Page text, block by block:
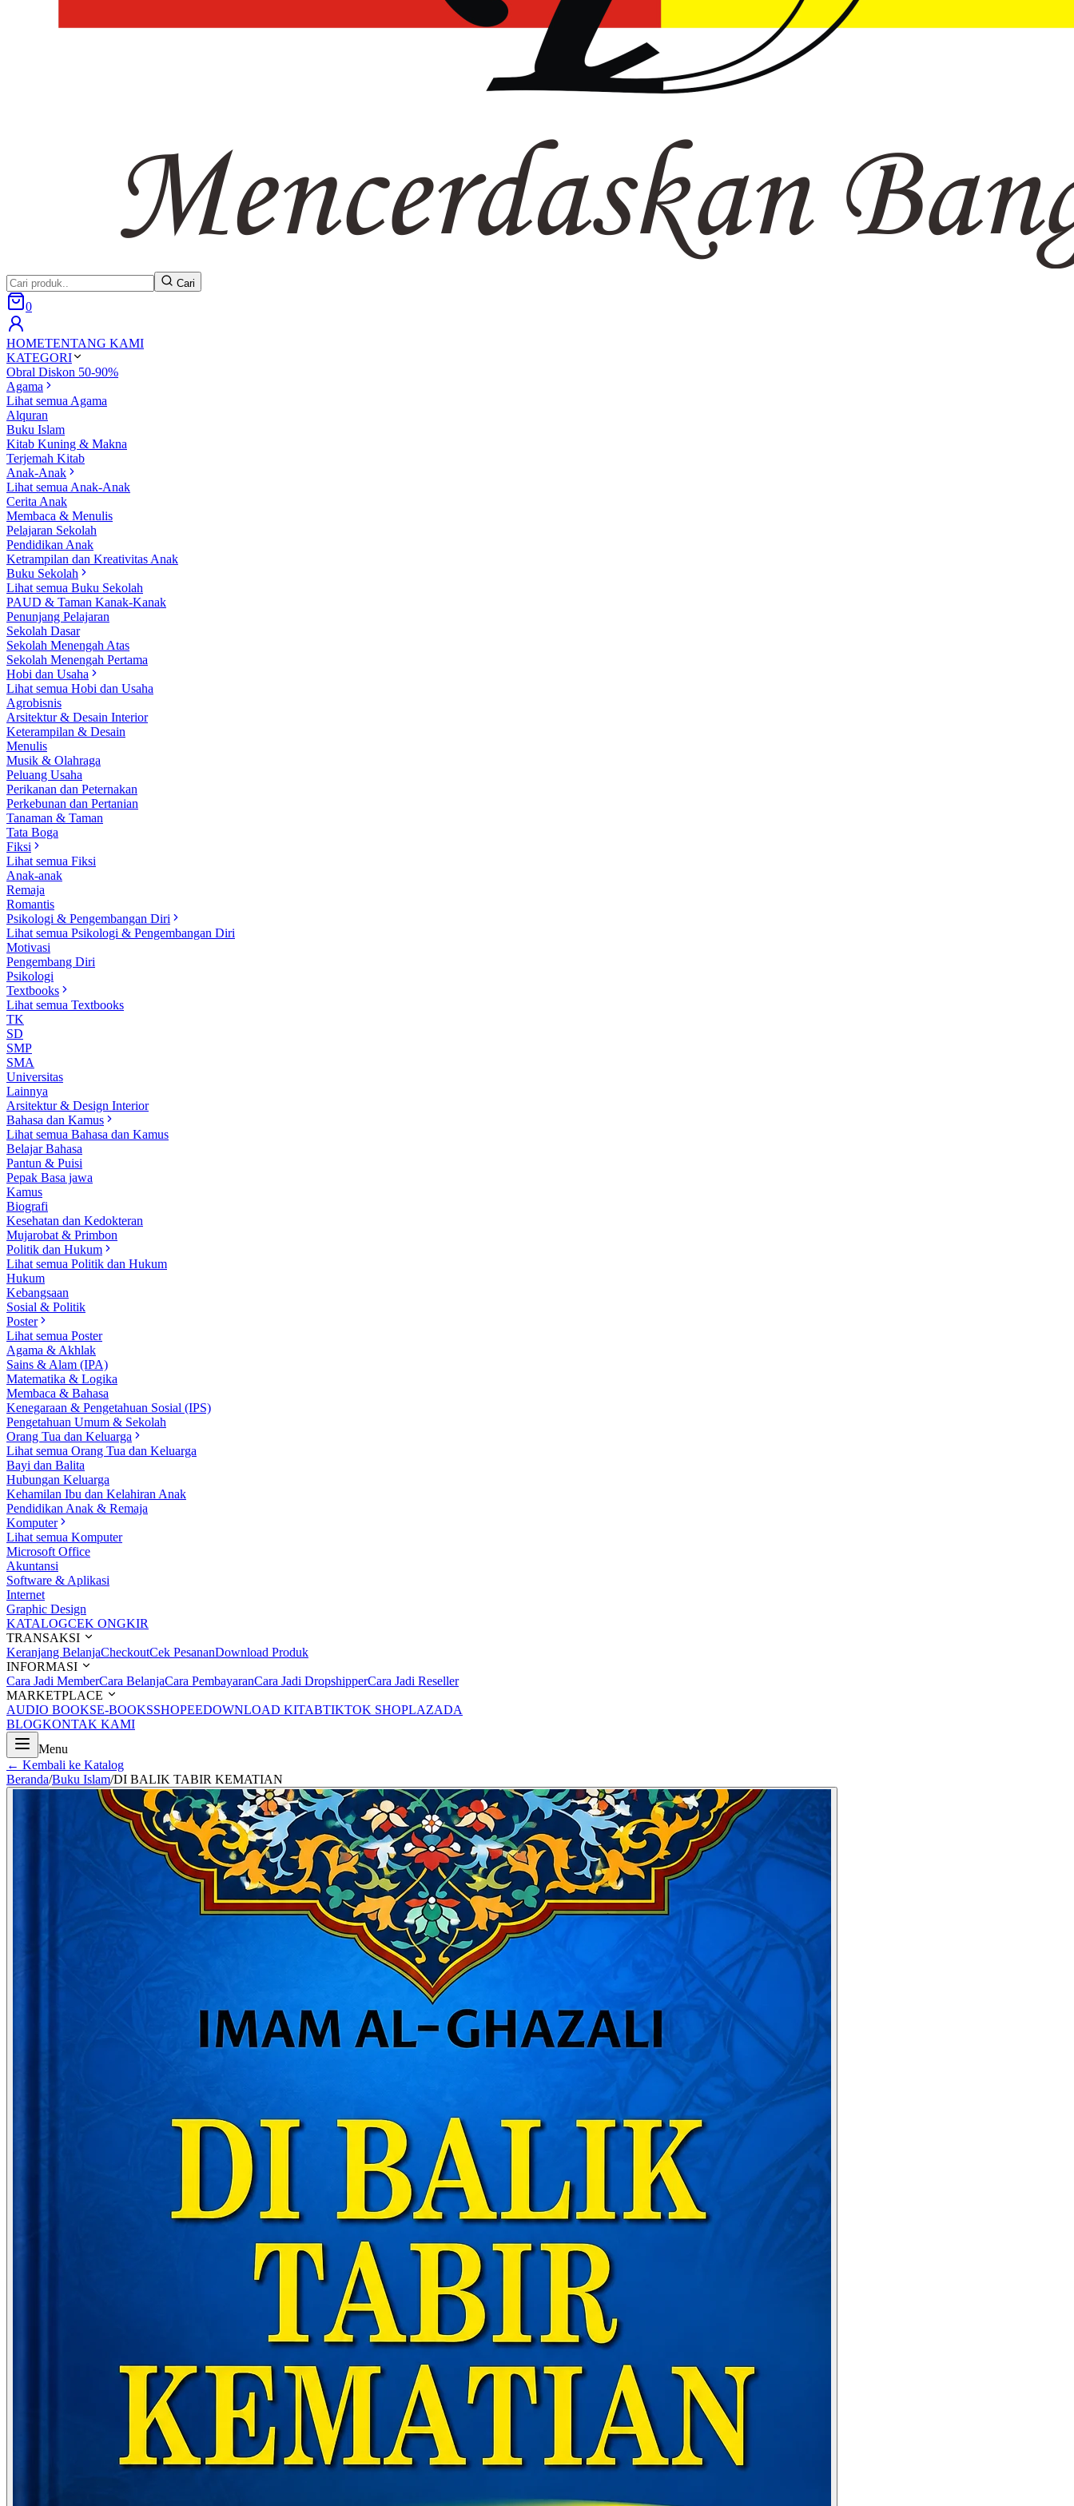
Cari
0
HOMETENTANG KAMI
KATEGORI
Obral Diskon 50-90%
Agama
Lihat semua Agama
Alquran
Buku Islam
Kitab Kuning & Makna
Terjemah Kitab
Anak-Anak
Lihat semua Anak-Anak
Cerita Anak
Membaca & Menulis
Pelajaran Sekolah
Pendidikan Anak
Ketrampilan dan Kreativitas Anak
Buku Sekolah
Lihat semua Buku Sekolah
PAUD & Taman Kanak-Kanak
Penunjang Pelajaran
Sekolah Dasar
Sekolah Menengah Atas
Sekolah Menengah Pertama
Hobi dan Usaha
Lihat semua Hobi dan Usaha
Agrobisnis
Arsitektur & Desain Interior
Keterampilan & Desain
Menulis
Musik & Olahraga
Peluang Usaha
Perikanan dan Peternakan
Perkebunan dan Pertanian
Tanaman & Taman
Tata Boga
Fiksi
Lihat semua Fiksi
Anak-anak
Remaja
Romantis
Psikologi & Pengembangan Diri
Lihat semua Psikologi & Pengembangan Diri
Motivasi
Pengembang Diri
Psikologi
Textbooks
Lihat semua Textbooks
TK
SD
SMP
SMA
Universitas
Lainnya
Arsitektur & Design Interior
Bahasa dan Kamus
Lihat semua Bahasa dan Kamus
Belajar Bahasa
Pantun & Puisi
Pepak Basa jawa
Kamus
Biografi
Kesehatan dan Kedokteran
Mujarobat & Primbon
Politik dan Hukum
Lihat semua Politik dan Hukum
Hukum
Kebangsaan
Sosial & Politik
Poster
Lihat semua Poster
Agama & Akhlak
Sains & Alam (IPA)
Matematika & Logika
Membaca & Bahasa
Kenegaraan & Pengetahuan Sosial (IPS)
Pengetahuan Umum & Sekolah
Orang Tua dan Keluarga
Lihat semua Orang Tua dan Keluarga
Bayi dan Balita
Hubungan Keluarga
Kehamilan Ibu dan Kelahiran Anak
Pendidikan Anak & Remaja
Komputer
Lihat semua Komputer
Microsoft Office
Akuntansi
Software & Aplikasi
Internet
Graphic Design
KATALOGCEK ONGKIR
TRANSAKSI
Keranjang BelanjaCheckoutCek PesananDownload Produk
INFORMASI
Cara Jadi MemberCara BelanjaCara PembayaranCara Jadi DropshipperCara Jadi Reseller
MARKETPLACE
AUDIO BOOKSE-BOOKSSHOPEEDOWNLOAD KITABTIKTOK SHOPLAZADA
BLOGKONTAK KAMI
Menu
← Kembali ke Katalog
Beranda/Buku Islam/DI BALIK TABIR KEMATIAN